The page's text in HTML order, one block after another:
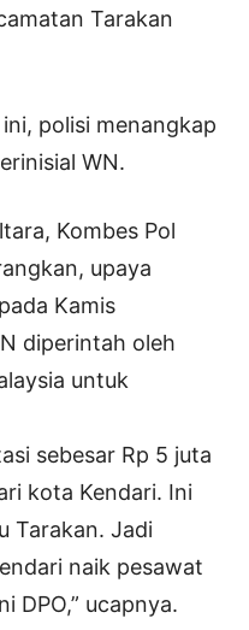
Tarakan
polisi menangkap
WN.
Kombes Pol
upaya
Kamis
diperintah oleh
untuk
sebesar Rp 5 juta
kota Kendari. Ini
Tarakan. Jadi
naik pesawat
DPO,” ucapnya.